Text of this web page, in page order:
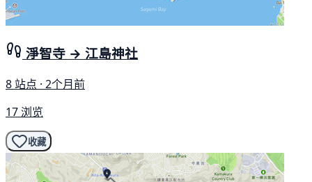
淨智寺 → 江島神社
8 站点 · 2个月前
17 浏览
收藏